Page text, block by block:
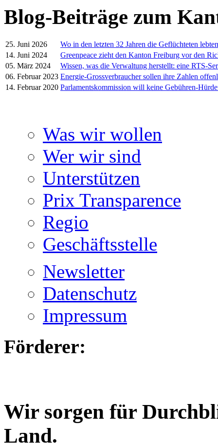
Blog-Beiträge zum
25. Juni 2026
Wo in den letzten 32 Jahren die Geflüchteten lebten
14. Juni 2024
Greenpeace zieht den Kanton Freiburg vor den
05. März 2024
Wissen, was die Verwaltung herstellt: eine RTS-
06. Februar 2023 Energie-Grossverbraucher sollen ihre Zahlen
14. Februar 2020 Parlamentskommission will keine Gebühren-
Was wir wollen
Wer wir sind
Unterstützen
Prix Transparence
Regio
Geschäftsstelle
Newsletter
Datenschutz
Impressum
Förderer:
Wir sorgen für
Land.